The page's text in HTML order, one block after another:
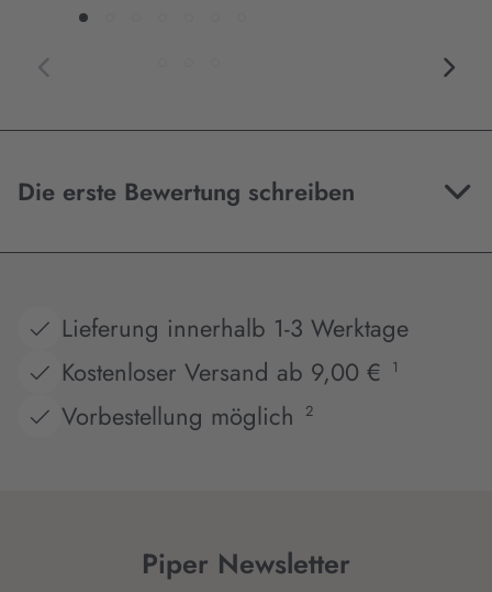
Die erste Bewertung schreiben
Lieferung innerhalb 1-3 Werktage
Kostenloser Versand ab 9,00 €
1
Vorbestellung möglich 2
Piper Newsletter